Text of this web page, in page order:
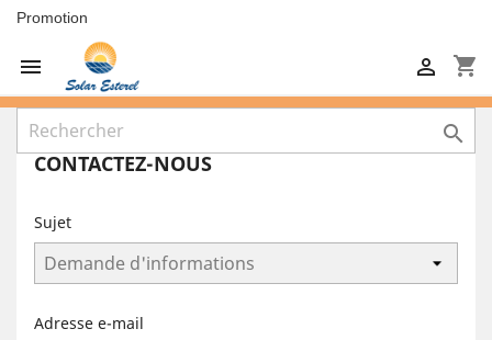
Promotion
 shopping_cart


CONTACTEZ-NOUS
Sujet
Adresse e-mail